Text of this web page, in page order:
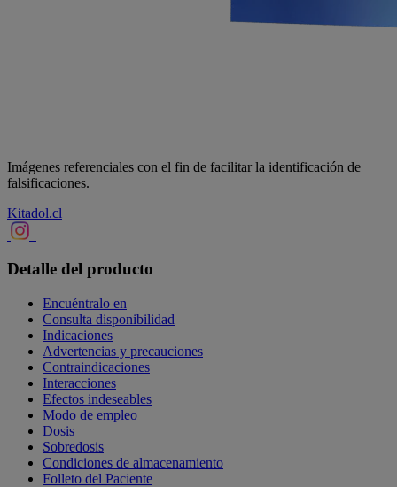
Imágenes referenciales con el fin de facilitar la identificación de
falsificaciones.
Kitadol.cl
Detalle del producto
Encuéntralo en
Consulta disponibilidad
Indicaciones
Advertencias y precauciones
Contraindicaciones
Interacciones
Efectos indeseables
Modo de empleo
Dosis
Sobredosis
Condiciones de almacenamiento
Folleto del Paciente